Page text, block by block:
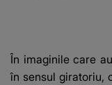
În imaginile care
în sensul giratoriu,